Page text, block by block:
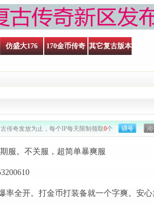
仿盛大176 170金币传奇 其它复古版本
传奇发放为止，每个IP每天限制领取0个
服。不关服，超简单暴爽服
率全开。打金币打装备就一个字爽。安